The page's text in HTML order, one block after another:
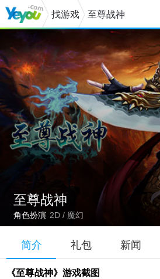
找游戏 至尊战神
至尊战神
角色扮演 2D / 魔幻
简介 礼包 新闻
《至尊战神》游戏截图